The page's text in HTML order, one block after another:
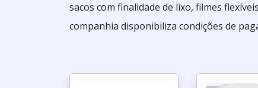
sacos com finalidade de lixo, filmes
companhia disponibiliza condições de